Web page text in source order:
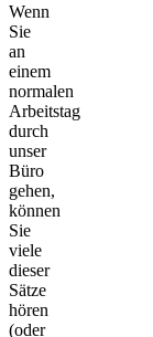
Wenn
Sie
an
einem
normalen
Arbeitstag
durch
unser
Büro
gehen,
können
Sie
viele
dieser
Sätze
hören
(oder